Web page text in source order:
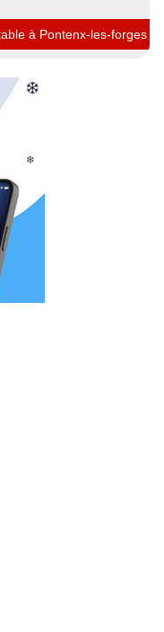
à Pontenx-les-forges